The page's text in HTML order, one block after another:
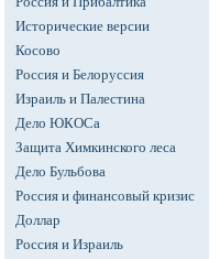
Исторические версии
Косово
Россия и Белоруссия
Израиль и Палестина
Дело ЮКОСа
Защита Химкинского леса
Дело Бульбова
Россия и финансовый кризис
Доллар
Россия и Израиль